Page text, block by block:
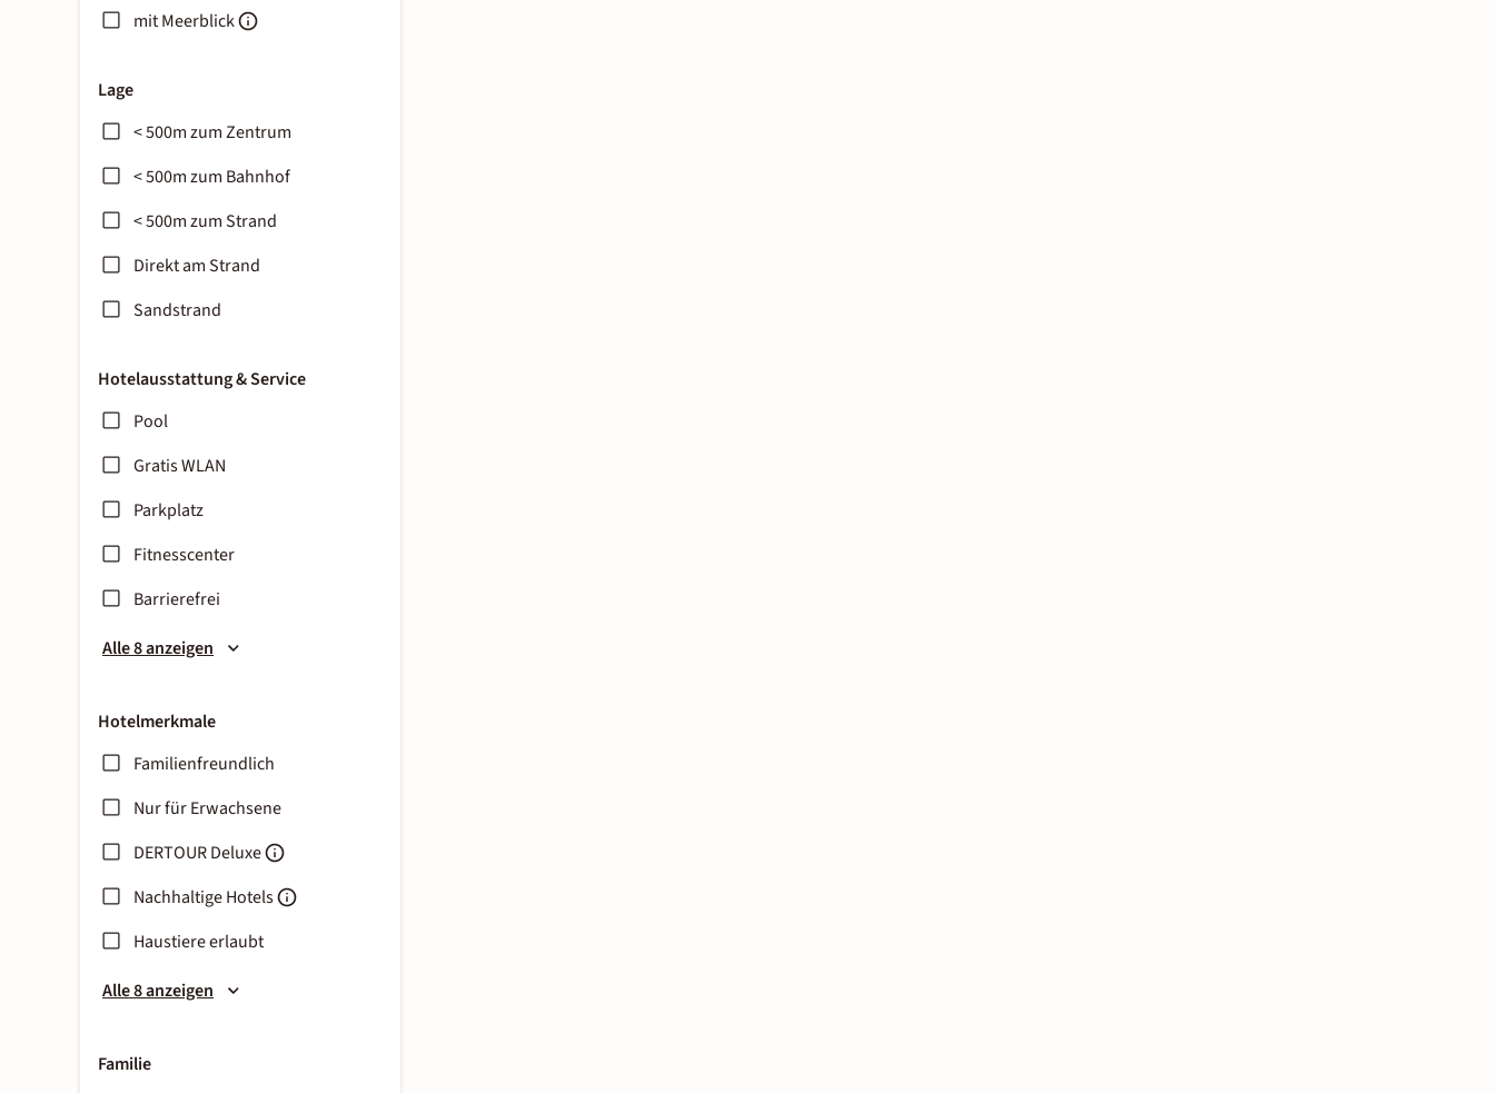
mit Meerblick
Lage
< 500m zum Zentrum
< 500m zum Bahnhof
< 500m zum Strand
Direkt am Strand
Sandstrand
Hotelausstattung & Service
Pool
Gratis WLAN
Parkplatz
Fitnesscenter
Barrierefrei
Alle 8 anzeigen
Hotelmerkmale
Familienfreundlich
Nur für Erwachsene
DERTOUR Deluxe
Nachhaltige Hotels
Haustiere erlaubt
Alle 8 anzeigen
Familie